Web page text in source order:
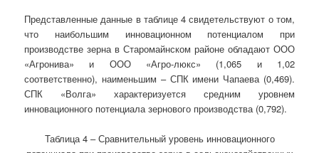
Представленные данные в таблице 4 свидетельствуют о том,
что наибольшим инновационном потенциалом при
производстве зерна в Старомайнском районе обладают ООО
«Агронива» и ООО «Агро-люкс» (1,065 и 1,02
соответственно), наименьшим – СПК имени Чапаева (0,469).
СПК «Волга» характеризуется средним уровнем
инновационного потенциала зернового производства (0,792).
Таблица 4 – Сравнительный уровень инновационного